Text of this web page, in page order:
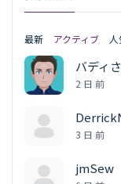
最新 アクティブ
バディ
2 日 前
3 日 前
jmSew